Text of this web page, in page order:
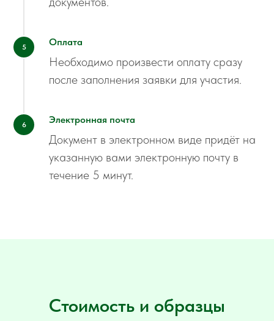
Оплата
Необходимо произвести оплату сразу
после заполнения заявки для участия.
Электронная почта
Документ в электронном виде придёт на
указанную вами электронную почту в
течение 5 минут.
Стоимость и образцы